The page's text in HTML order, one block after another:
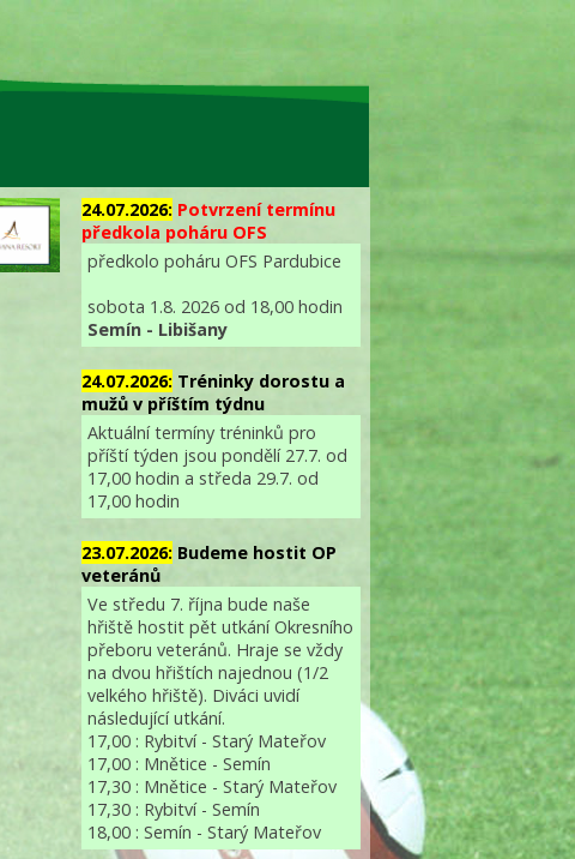
24.07.2026: Potvrzení termínu
předkola poháru OFS
předkolo poháru OFS Pardubice
sobota 1.8. 2026 od 18,00 hodin
Semín - Libišany
24.07.2026: Tréninky dorostu a
mužů v příštím týdnu
Aktuální termíny tréninků pro
příští týden jsou pondělí 27.7. od
17,00 hodin a středa 29.7. od
17,00 hodin
23.07.2026: Budeme hostit OP
veteránů
Ve středu 7. října bude naše
hřiště hostit pět utkání Okresního
přeboru veteránů. Hraje se vždy
na dvou hřištích najednou (1/2
velkého hřiště). Diváci uvidí
následující utkání.
17,00 : Rybitví - Starý Mateřov
17,00 : Mnětice - Semín
17,30 : Mnětice - Starý Mateřov
17,30 : Rybitví - Semín
18,00 : Semín - Starý Mateřov